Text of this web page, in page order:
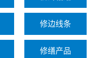
修边线条
修缮产品